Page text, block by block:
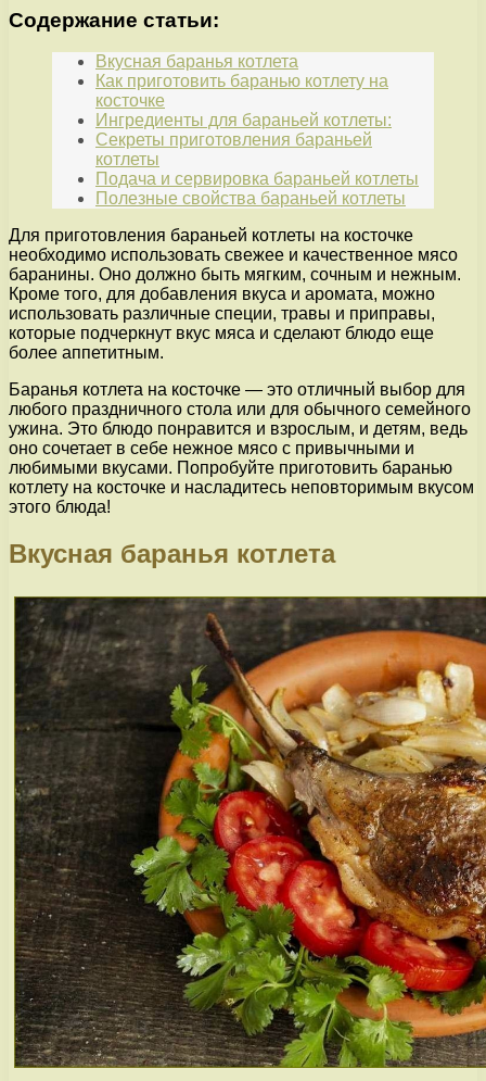
Содержание статьи:
Вкусная баранья котлета
Как приготовить баранью котлету на
косточке
Ингредиенты для бараньей котлеты:
Секреты приготовления бараньей
котлеты
Подача и сервировка бараньей котлеты
Полезные свойства бараньей котлеты
Для приготовления бараньей котлеты на косточке
необходимо использовать свежее и качественное мясо
баранины. Оно должно быть мягким, сочным и нежным.
Кроме того, для добавления вкуса и аромата, можно
использовать различные специи, травы и приправы,
которые подчеркнут вкус мяса и сделают блюдо еще
более аппетитным.
Баранья котлета на косточке — это отличный выбор для
любого праздничного стола или для обычного семейного
ужина. Это блюдо понравится и взрослым, и детям, ведь
оно сочетает в себе нежное мясо с привычными и
любимыми вкусами. Попробуйте приготовить баранью
котлету на косточке и насладитесь неповторимым вкусом
этого блюда!
Вкусная баранья котлета